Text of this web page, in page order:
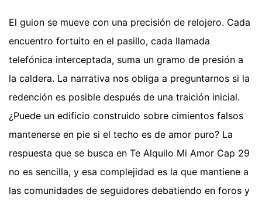
El guion se mueve con una precisión de relojero. Cada
encuentro fortuito en el pasillo, cada llamada
telefónica interceptada, suma un gramo de presión a
la caldera. La narrativa nos obliga a preguntarnos si la
redención es posible después de una traición inicial.
¿Puede un edificio construido sobre cimientos falsos
mantenerse en pie si el techo es de amor puro? La
respuesta que se busca en Te Alquilo Mi Amor Cap 29
no es sencilla, y esa complejidad es la que mantiene a
las comunidades de seguidores debatiendo en foros y